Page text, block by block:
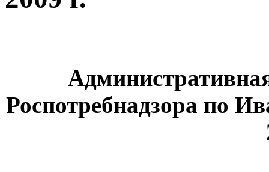
Роспотребнадзора по